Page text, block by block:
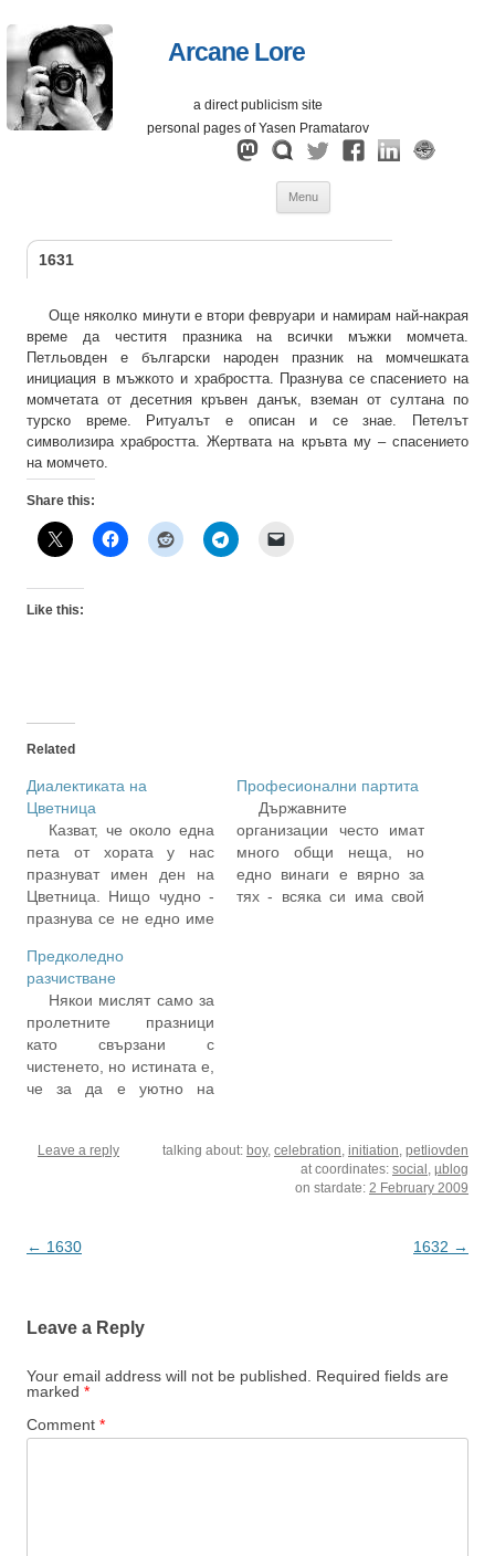
Arcane Lore
a direct publicism site
personal pages of Yasen Pramatarov
Menu
1631
Още няколко минути е втори февруари и намирам най-накрая
време да честитя празника на всички мъжки момчета.
Петльовден е български народен празник на момчешката
инициация в мъжкото и храбростта. Празнува се спасението на
момчетата от десетния кръвен данък, вземан от султана по
турско време. Ритуалът е описан и се знае. Петелът
символизира храбростта. Жертвата на кръвта му – спасението
на момчето.
Share this:
Like this:
Related
Диалектиката на
Цветница
Казват, че около една
пета от хората у нас
празнуват имен ден на
Цветница. Нищо чудно -
празнува се не едно име
му, а много и различни
имена. На цветя, на
природни явления, на
дървета, треви,
светлини. И най-
различни сложни имена,
съставени от две или
Професионални партита
Държавните
организации често имат
много общи неща, но
едно винаги е вярно за
тях - всяка си има свой
Предколедно
разчистване
Някои мислят само за
пролетните празници
като свързани с
чистенето, но истината е,
че за да е уютно на
настроение, смесено с
подреди и разчисти
Leave a reply talking about: boy, celebration initiation petliovden
at coordinates: social
µblog
on stardate: 2 February 2009
Post
← 1630 1632 →
Leave a Reply
Your email address will not be published.
Required fields are
marked *
Comment *